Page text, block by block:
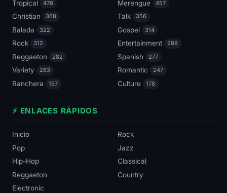
Tropical 478 Merengue 457
Christian 368 Talk 356
Balada 322 Gospel 314
Rock 312 Entertainment 288
Reggaeton 282 Spanish 277
Variety 263 Romantic 247
Ranchera 197 Culture 178
⚡ ENLACES RÁPIDOS
Inicio
Rock
Pop
Jazz
Hip-Hop
Classical
Reggaeton
Country
Electronic